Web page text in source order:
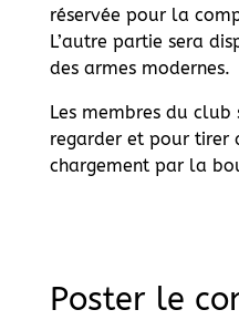
réservée pour la
L’autre partie sera
des armes modernes.
Les membres du
regarder et pour tirer
chargement par la
Poster le